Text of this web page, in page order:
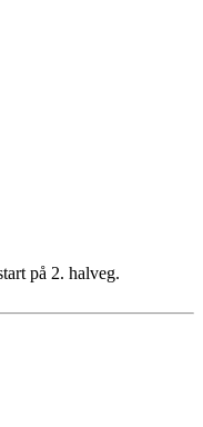
på 2. halveg.